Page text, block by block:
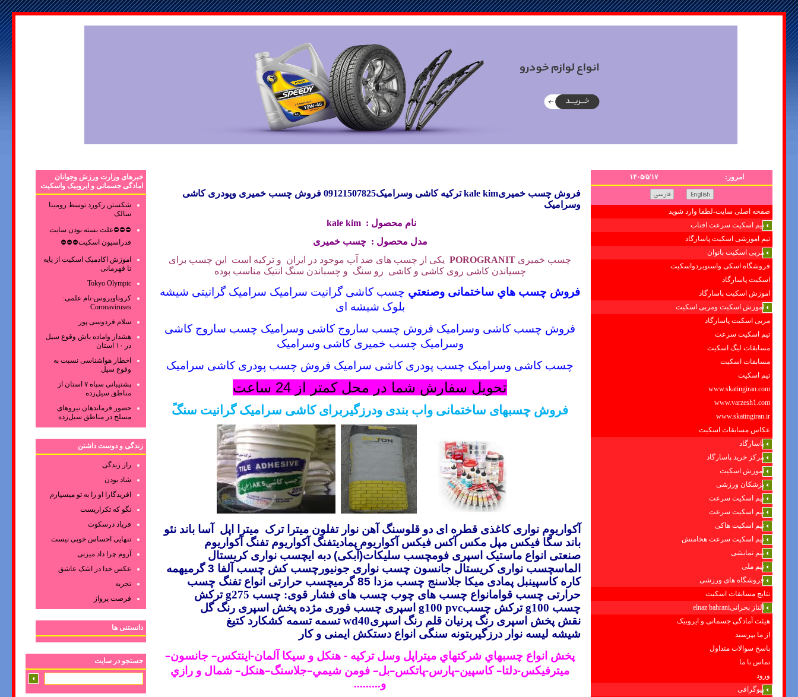
امروز: ۱۴۰۵/۵/۱۷
صفحه اصلی سایت-لطفا وارد شوید
تیم اسکیت سرعت افتاب
تیم اموزشی اسکیت پاسارگاد
مربی اسکیت بانوان
فروشگاه اسکی واسنوبردواسکیت
اسکیت پاسارگاد
اموزش اسکیت پاسارگاد
اموزش اسکیت ومربی اسکیت
مربی اسکیت پاسارگاد
تیم اسکیت سرعت
مسابقات لیگ اسکیت
مسابقات اسکیت
تیم اسکیت
www.skatingiran.com
www.varzesh1.com
www.skatingiran.ir
عکاس مسابقات اسکیت
پاسارگاد
مرکز خرید پاسارگاد
آموزش اسکیت
پزشکان ورزشی
تیم اسکیت سرعت
تیم اسکیت سرعت
تیم اسکیت هاکی
تیم اسکیت سرعت هخامنش
تیم نمایشی
تیم ملی
فروشگاه های ورزشی
نتایج مسابقات اسکیت
الناز بحرانیelnaz bahrani
هیئت آمادگی جسمانی و ایروبیک
از ما بپرسید
پاسخ سوالات متداول
تماس با ما
ورود
بیوگرافی
فروش چسب خمیریkale kim ترکیه کاشی وسرامیک09121507825
فروش چسب خمیری وپودری کاشی
وسرامیک
نام محصول :kale kim
مدل محصول : چسب خمیری
چسب خمیری POROGRANIT یکی از چسب های ضد آب موجود در ایران و ترکیه است این چسب برای
چسیاندن کاشی روی کاشی و کاشی رو سنگ و چسباندن سنگ انتیک مناسب بوده
فروش چسب هاي ساختمانی وصنعتي چسب کاشی گرانیت سرامیک سرامیک گرانیتی شیشه
بلوک شیشه ای
فروش چسب کاشی وسرامیک فروش چسب ساروج کاشی وسرامیک چسب ساروج کاشی
وسرامیک چسب خمیری کاشی وسرامیک
چسب کاشی وسرامیک چسب پودری کاشی سرامیک فروش چسب پودری کاشی سرامیک
تحویل سفارش شما در محل کمتر از 24 ساعت
فروش چسبهای ساختمانی واب بندی ودرزگیربرای کاشی سرامیک گرانیت سنگً
آکواریوم نواری کاغذی قطره ای دو قلوسنگ آهن نوار تفلون میترا ترک میترا اپل آسا باند نئو
باند سگا فیکس مپل مکس آکس فیکس آکواریوم پمادیتفنگ آکواریوم تفنگ آکواریوم
صنعتی انواع ماستیک اسپری فومچسب سلیکات(آبکی) دبه ایچسب نواری کریستال
الماسچسب نواری کریستال جانسون چسب نواری جونیورچسب کش
چسب آلفا 3 گرمیهمه
کاره کاسپینبل پمادی میکا جلاسنج
چسب مزدا 85 گرمیچسب حرارتی انواع تفنگ چسب
حرارتی چسب قوامانواع چسب های چوب چسب های فشار قوی: چسب g275ترکش
چسب g100ترکش چسبg100 pvc اسپری چسب فوری مژده پخش اسپری رنگ گل
نقش پخش اسپری رنگ پرنیان قلم رنگ اسپریwd40تسمه تسمه کشکارد کتیغ
شیشه لیسه نوار درزگیربتونه سنگی انواع دستکش ایمنی و کار
پخش انواع چسبهاي شرکتهاي ميتراپل وسل ترکيه - هنکل و سيکا آلمان-اينتکس– جانسون–
ميترفيکس-دلتا– کاسپين–پارس-پاتکس–بل– فومن شيمي–جلاسنگ–هنکل– شمال و رازي
و.........
خبرهای وزارت ورزش وجوانان
امادگی جسمانی و ایروبیک واسکیت
شکستن رکورد توسط رومینا
سالک
⛔⛔⛔علت بسته بودن سایت
فدراسیون اسکیت⛔⛔⛔
اموزش اکادمیک اسکیت از پایه
تا قهرمانی
Tokyo Olympic
کروناویروس‌-نام علمی:
Coronaviruses
سلام فردوسی پور
هشدار واماده باش وقوع سیل
در ۱۰ استان
اخطار هواشناسی نسبت به
وقوع سیل
پشتیبانی سپاه ۷ استان از
مناطق سیل‌زده
حضور فرماندهان نیروهای
مسلح در مناطق سیل‌زده
زندگی و دوست داشتن
راز زندگی
شاد بودن
افریدگارا او را به تو میسپارم
نگو که تکراریست
فریاد درسکوت
تنهایی احساس خوبی نیست
آروم چرا داد میزنی
عکس‌ خدا در اشک‌ عاشق‌
تجربه
فرصت پرواز
دانستنی ها
جستجو در سایت